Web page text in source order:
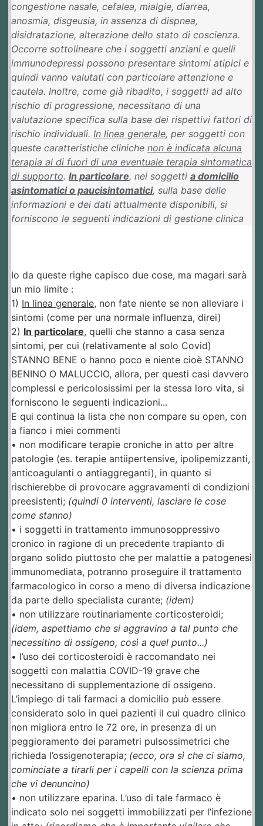
congestione nasale, cefalea, mialgie, diarrea,
anosmia, disgeusia, in assenza di dispnea,
disidratazione, alterazione dello stato di coscienza.
Occorre sottolineare che i soggetti anziani e quelli
immunodepressi possono presentare sintomi atipici e
quindi vanno valutati con particolare attenzione e
cautela. Inoltre, come già ribadito, i soggetti ad alto
rischio di progressione, necessitano di una
valutazione specifica sulla base dei rispettivi fattori di
rischio individuali. In linea generale, per soggetti con
queste caratteristiche cliniche non è indicata alcuna
terapia al di fuori di una eventuale terapia sintomatica
di supporto. In particolare, nei soggetti a domicilio
asintomatici o paucisintomatici, sulla base delle
informazioni e dei dati attualmente disponibili, si
forniscono le seguenti indicazioni di gestione clinica
Io da queste righe capisco due cose, ma magari sarà
un mio limite :
1) In linea generale, non fate niente se non alleviare i
sintomi (come per una normale influenza, direi)
2) In particolare, quelli che stanno a casa senza
sintomi, per cui (relativamente al solo Covid)
STANNO BENE o hanno poco e niente cioè STANNO
BENINO O MALUCCIO, allora, per questi casi davvero
complessi e pericolosissimi per la stessa loro vita, si
forniscono le seguenti indicazioni...
E qui continua la lista che non compare su open, con
a fianco i miei commenti
• non modificare terapie croniche in atto per altre
patologie (es. terapie antiipertensive, ipolipemizzanti,
anticoagulanti o antiaggreganti), in quanto si
rischierebbe di provocare aggravamenti di condizioni
preesistenti; (quindi 0 interventi, lasciare le cose
come stanno)
• i soggetti in trattamento immunosoppressivo
cronico in ragione di un precedente trapianto di
organo solido piuttosto che per malattie a patogenesi
immunomediata, potranno proseguire il trattamento
farmacologico in corso a meno di diversa indicazione
da parte dello specialista curante; (idem)
• non utilizzare routinariamente corticosteroidi;
(idem, aspettiamo che si aggravino a tal punto che
necessitino di ossigeno, così a quel punto...)
• l’uso dei corticosteroidi è raccomandato nei
soggetti con malattia COVID-19 grave che
necessitano di supplementazione di ossigeno.
L’impiego di tali farmaci a domicilio può essere
considerato solo in quei pazienti il cui quadro clinico
non migliora entro le 72 ore, in presenza di un
peggioramento dei parametri pulsossimetrici che
richieda l’ossigenoterapia; (ecco, ora sì che ci siamo,
cominciate a tirarli per i capelli con la scienza prima
che vi denuncino)
• non utilizzare eparina. L’uso di tale farmaco è
indicato solo nei soggetti immobilizzati per l’infezione